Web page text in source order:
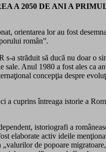
A 2050 DE ANI A
orientarea lor au fost
român”.
a străduit să ducă nu doar o
sale. Anul 1980 a fost ales ca
concepţia despre
a cuprins întreaga istorie a
istoriografi a
elaborate activ ideile
de popoare